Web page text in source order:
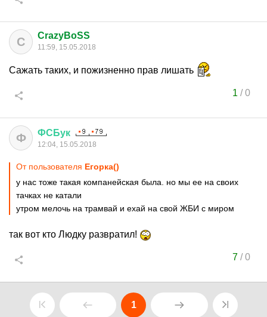
C CrazyBoSS
11:59, 15.05.2018
Сажать таких, и пожизненно прав лишать
1 /0
Ф ФСБук
12:04, 15.05.2018
От пользователя Егорка()
у нас тоже такая компанейская была. но мы ее на своих
тачках не катали
утром мелочь на трамвай и ехай на свой ЖБИ с миром
так вот кто Людку развратил!
7/0
1